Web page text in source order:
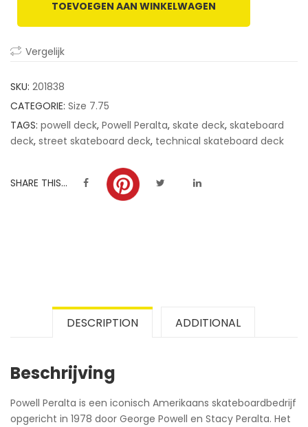
customer
ratings
TOEVOEGEN AAN WINKELWAGEN
Vergelijk
SKU: 201838
CATEGORIE: Size 7.75
TAGS: powell deck, Powell Peralta, skate deck, skateboard
deck, street skateboard deck, technical skateboard deck
SHARE THIS...
DESCRIPTION ADDITIONAL
Beschrijving
Powell Peralta is een iconisch Amerikaans skateboardbedrijf
opgericht in 1978 door George Powell en Stacy Peralta. Het